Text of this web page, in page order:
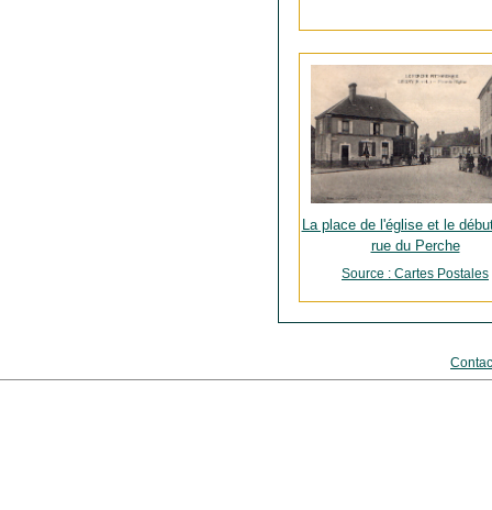
La place de l'église et le
rue du Perche
Source : Cartes Postales